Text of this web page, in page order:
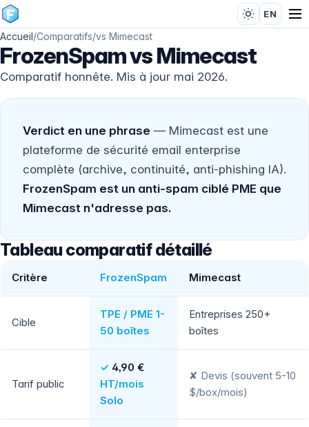
EN
Accueil/Comparatifs/vs Mimecast
FrozenSpam vs Mimecast
Comparatif honnête. Mis à jour mai 2026.
Verdict en une phrase — Mimecast est une
plateforme de sécurité email enterprise
complète (archive, continuité, anti-phishing IA).
FrozenSpam est un anti-spam ciblé PME que
Mimecast n'adresse pas.
Tableau comparatif détaillé
Critère FrozenSpam Mimecast
Cible
TPE / PME 1-
50 boîtes
Entreprises 250+
boîtes
Tarif public
✓ 4,90 €
HT/mois
Solo
✘ Devis (souvent 5-10
$/box/mois)